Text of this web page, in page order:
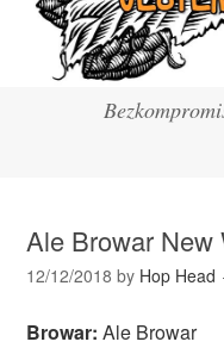
Ale Browar New
12/12/2018 by Hop Head
Browar: Ale Browar